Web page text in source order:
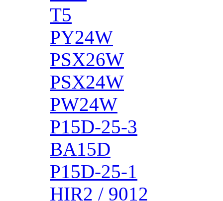
T5
PY24W
PSX26W
PSX24W
PW24W
P15D-25-3
BA15D
P15D-25-1
HIR2 / 9012